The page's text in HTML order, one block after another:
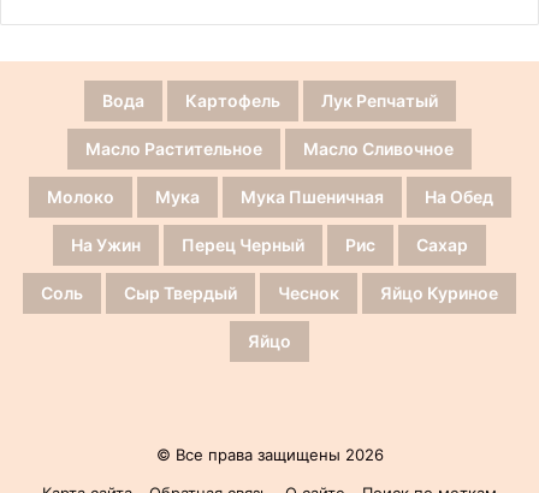
Вода Картофель Лук Репчатый
Масло Растительное Масло Сливочное
Молоко Мука Мука Пшеничная На Обед
На Ужин Перец Черный Рис Сахар
Соль Сыр Твердый Чеснок Яйцо Куриное
Яйцо
© Все права защищены 2026